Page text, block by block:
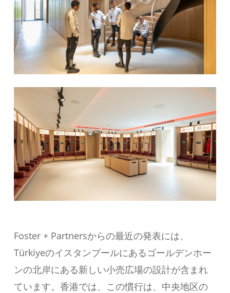
Foster + Partnersからの最近の発表には、
Türkiyeのイスタンブールにあるゴールデンホー
ンの北岸にある新しい小売広場の設計が含まれ
ています。香港では、この慣行は、中央地区の